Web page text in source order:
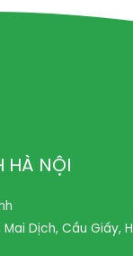
HÀ NỘI
Mai Dịch, Cầu Giấy,